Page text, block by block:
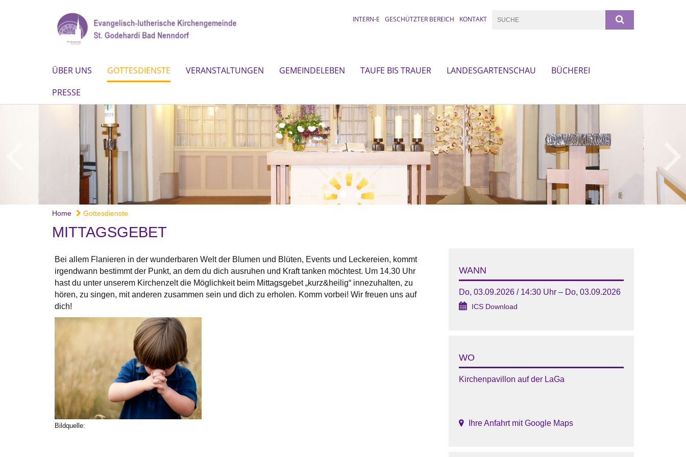
INTERN-E GESCHÜTZTER BEREICH KONTAKT
ÜBER UNS GOTTESDIENSTE VERANSTALTUNGEN GEMEINDELEBEN TAUFE BIS TRAUER LANDESGARTENSCHAU
BÜCHEREI
PRESSE
Home Gottesdienste
MITTAGSGEBET
Bei allem Flanieren in der wunderbaren Welt der Blumen und Blüten, Events und Leckereien, kommt
irgendwann bestimmt der Punkt, an dem du dich ausruhen und Kraft tanken möchtest. Um 14.30 Uhr
hast du unter unserem Kirchenzelt die Möglichkeit beim Mittagsgebet „kurz&heilig“ innezuhalten, zu
hören, zu singen, mit anderen zusammen sein und dich zu erholen. Komm vorbei! Wir freuen uns auf
dich!
Bildquelle:
WANN
Do, 03.09.2026 / 14:30 Uhr – Do, 03.09.2026
ICS Download
WO
Kirchenpavillon auf der LaGa
Ihre Anfahrt mit Google Maps